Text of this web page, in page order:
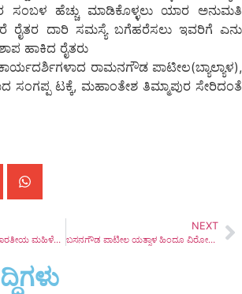
ಸಂಬಳ ಹೆಚ್ಚು ಮಾಡಿಕೊಳ್ಳಲು ಯಾರ ಅನುಮತಿ
ರೈತರ ದಾರಿ ಸಮಸ್ಯೆ ಬಗೆಹರೆಸಲು ಇವರಿಗೆ ಎನು
ಹಾಕಿದ ರೈತರು
ರಾಮನಗೌಡ ಪಾಟೀಲ(ಬ್ಯಾಲ್ಯಾಳ),
ಸಂಗಪ್ಪ ಟಕ್ಕೆ, ಮಹಾಂತೇಶ ತಿಮ್ಮಾಪುರ ಸೇರಿದಂತೆ
ಡಾ. ಅಂಬೇಡ್ಕರ್‌ರವರನ್ನು ಭಾರತೀಯ ಮಹಿಳೆಯರು ಮರೆತಿರುವರೇ?
NEXT
ಬಸನಗೌಡ ಪಾಟೀಲ ಯತ್ನಾಳ ಹಿಂದೂ ವಿರೋಧಿಯೋ ಮುಸ್ಲಿಂ ವಿರೋಧಿಯೋ ?